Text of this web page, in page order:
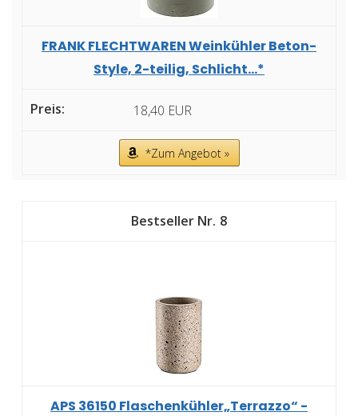
FRANK FLECHTWAREN Weinkühler Beton-
Style, 2-teilig, Schlicht...*
18,40 EUR
*Zum Angebot »
8
APS 36150 Flaschenkühler„Terrazzo“ -